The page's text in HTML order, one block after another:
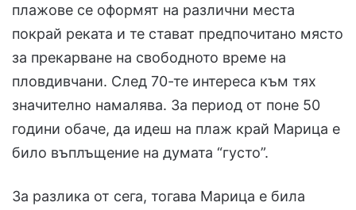
плажове се оформят на различни места
покрай реката и те стават предпочитано място
за прекарване на свободното време на
пловдивчани. След 70-те интереса към тях
значително намалява. За период от поне 50
години обаче, да идеш на плаж край Марица е
било въплъщение на думата “густо”.
За разлика от сега, тогава Марица е била